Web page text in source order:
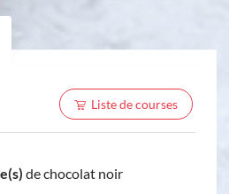
Liste de courses
de chocolat noir